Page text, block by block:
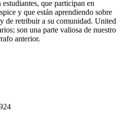
que participan en
y que están aprendiendo sobre
de retribuir a su comunidad. United
son una parte valiosa de nuestro
anterior.